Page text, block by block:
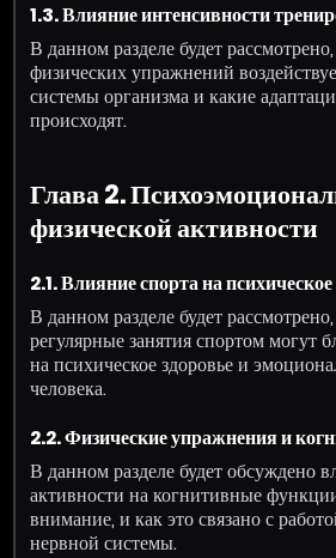
1.3. Влияние интенсивности
В данном разделе будет
физических упражнений
системы организма и какие
происходят.
Глава 2.
физической активности
2.1. Влияние спорта на психическое
В данном разделе будет
регулярные занятия спортом могут
на психическое здоровье и
человека.
2.2. Физические упражнения и
В данном разделе будет обсуждено
активности на когнитивные
внимание, и как это связано с
нервной системы.